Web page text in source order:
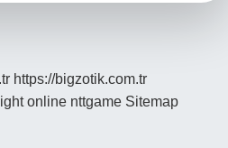
https://bigzotik.com.tr
online nttgame Sitemap